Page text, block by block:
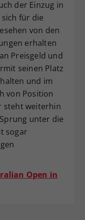
der Einzug in
für die
von den
erhalten
Preisgeld und
seinen Platz
und im
von Position
steht weiterhin
unter die
sogar
Open in